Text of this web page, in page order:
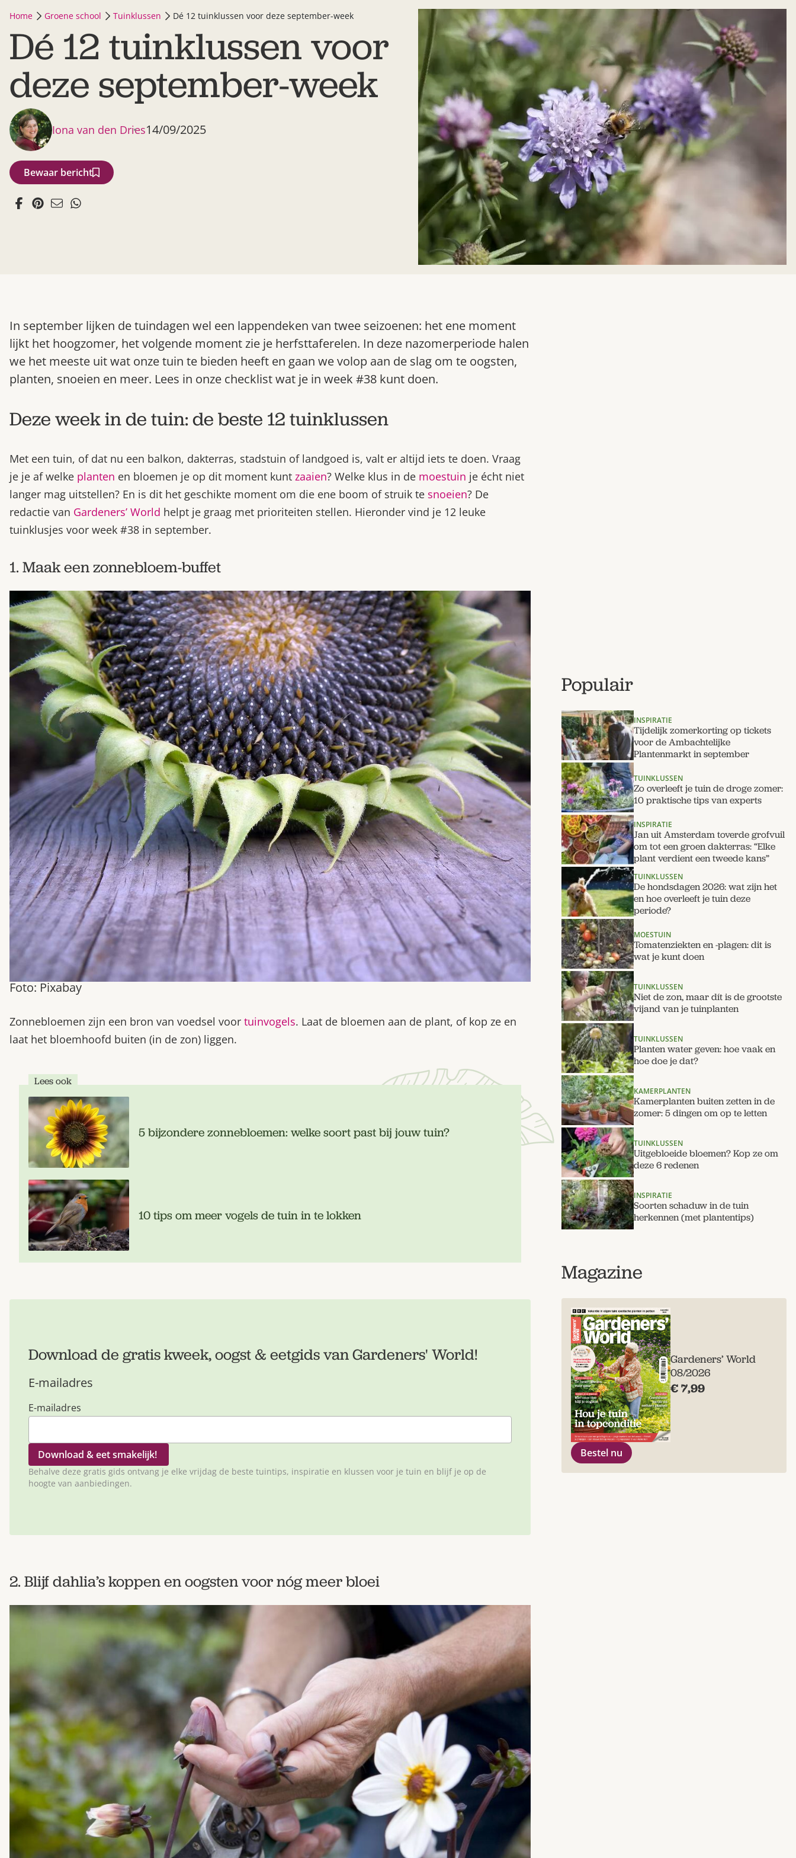
Home Groene school Tuinklussen Dé 12 tuinklussen voor deze september-week
Dé 12 tuinklussen voor
deze september-week
Iona van den Dries14/09/2025
Bewaar bericht
In september lijken de tuindagen wel een lappendeken van twee seizoenen: het ene moment
lijkt het hoogzomer, het volgende moment zie je herfsttaferelen. In deze nazomerperiode halen
we het meeste uit wat onze tuin te bieden heeft en gaan we volop aan de slag om te oogsten,
planten, snoeien en meer. Lees in onze checklist wat je in week #38 kunt doen.
Deze week in de tuin: de beste 12 tuinklussen
Met een tuin, of dat nu een balkon, dakterras, stadstuin of landgoed is, valt er altijd iets te doen. Vraag
je je af welke planten en bloemen je op dit moment kunt zaaien? Welke klus in de moestuin je écht niet
langer mag uitstellen? En is dit het geschikte moment om die ene boom of struik te snoeien? De
redactie van Gardeners’ World helpt je graag met prioriteiten stellen. Hieronder vind je 12 leuke
tuinklusjes voor week #38 in september.
1. Maak een zonnebloem-buffet
Foto: Pixabay
Zonnebloemen zijn een bron van voedsel voor tuinvogels. Laat de bloemen aan de plant, of kop ze en
laat het bloemhoofd buiten (in de zon) liggen.
Lees ook
5 bijzondere zonnebloemen: welke soort past bij jouw tuin?
10 tips om meer vogels de tuin in te lokken
Download de gratis kweek, oogst & eetgids van Gardeners' World!
E-mailadres
E-mailadres
Behalve deze gratis gids ontvang je elke vrijdag de beste tuintips, inspiratie en klussen voor je tuin en blijf je op de
hoogte van aanbiedingen.
2. Blijf dahlia’s koppen en oogsten voor nóg meer bloei
Populair
INSPIRATIE
Tijdelijk zomerkorting op tickets
voor de Ambachtelijke
Plantenmarkt in september
TUINKLUSSEN
Zo overleeft je tuin de droge zomer:
10 praktische tips van experts
INSPIRATIE
Jan uit Amsterdam toverde grofvuil
om tot een groen dakterras: “Elke
plant verdient een tweede kans”
TUINKLUSSEN
De hondsdagen 2026: wat zijn het
en hoe overleeft je tuin deze
periode?
MOESTUIN
Tomatenziekten en -plagen: dit is
wat je kunt doen
TUINKLUSSEN
Niet de zon, maar dít is de grootste
vijand van je tuinplanten
TUINKLUSSEN
Planten water geven: hoe vaak en
hoe doe je dat?
KAMERPLANTEN
Kamerplanten buiten zetten in de
zomer: 5 dingen om op te letten
TUINKLUSSEN
Uitgebloeide bloemen? Kop ze om
deze 6 redenen
INSPIRATIE
Soorten schaduw in de tuin
herkennen (met plantentips)
Magazine
Gardeners’ World
08/2026
€ 7,99
Bestel nu